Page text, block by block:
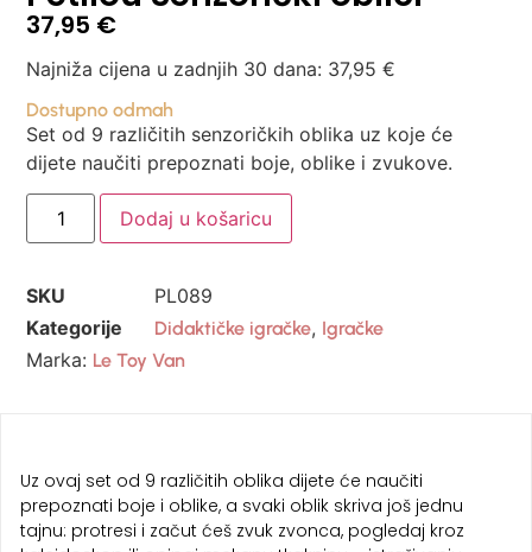
37,95 €
Najniža cijena u zadnjih 30 dana: 37,95€
Dostupno odmah
Set od 9 različitih senzoričkih oblika uz koje će
dijete naučiti prepoznati boje, oblike i zvukove.
Dodaj u košaricu
SKU
PL089
Kategorije
Didaktičke igračke, Igračke
Marka: Le Toy Van
Uz ovaj set od 9 različitih oblika dijete će naučiti
prepoznati boje i oblike, a svaki oblik skriva još jednu
tajnu: protresi i začut ćeš zvuk zvonca, pogledaj kroz